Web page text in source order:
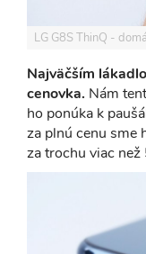
LG G8S ThinQ -
Najväčším
cenovka. Nám
ho ponúka k
za plnú cenu sme
za trochu viac